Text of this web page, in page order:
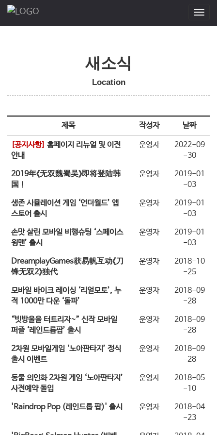
Parse error: syntax error, unexpected '[' in /host/home1/coolbd722/ht
ml/bbs/bbs/index.php(9) : eval()'d code on line 27
T
o
새소식
Location
제목 작성자 날짜
[공지사항] 홈페이지 리뉴얼 및 이전
안내
운영자
2022-09
-30
2019年《无双魏蜀吴》即将登陆韩
国！
운영자
2019-01
-03
생존 시뮬레이션 게임 ‘언더월드’ 앱
스토어 출시
운영자
2019-01
-03
손맛 살린 모바일 비행슈팅 ‘스페이스
윙맨’ 출시
운영자
2019-01
-03
DreamplayGames获易帆互动《刀
锋无双2》独代
운영자
2018-10
-25
모바일 바이크 레이싱 ‘리얼모토’, 누
적 1000만 다운 ‘돌파’
운영자
2018-09
-28
“빗방울을 터트리자~” 신작 모바일
퍼즐 ‘레인드롭팝’ 출시
운영자
2018-09
-28
2차원 모바일게임 ‘노아판타지’ 정식
출시 이벤트
운영자
2018-09
-28
동물 의인화 2차원 게임 ‘노아판타지’
사전예약 돌입
운영자
2018-05
-10
'Raindrop Pop (레인드롭 팝)' 출시
운영자
2018-04
-23